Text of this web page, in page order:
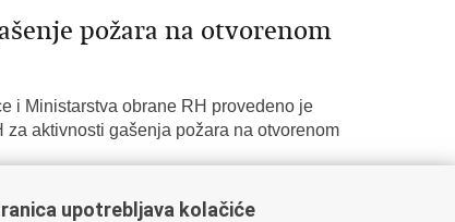
požara na otvorenom
i Ministarstva obrane RH provedeno je
aktivnosti gašenja požara na otvorenom
upotrebljava kolačiće